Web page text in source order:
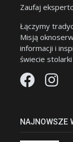
Zaufaj
Łączymy
Misją
informacji i
świecie
NAJNOWSZE